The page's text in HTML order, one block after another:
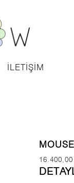
İLETIŞIM